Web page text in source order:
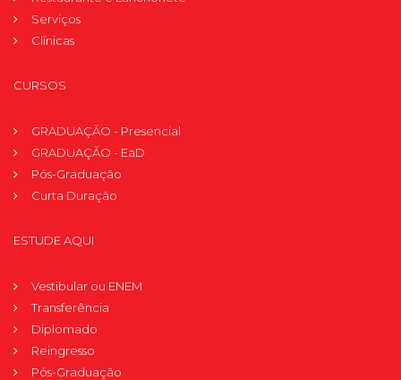
Serviços
Clínicas
CURSOS
GRADUAÇÃO - Presencial
GRADUAÇÃO - EaD
Pós-Graduação
Curta Duração
ESTUDE AQUI
Vestibular ou ENEM
Transferência
Diplomado
Reingresso
Pós-Graduação